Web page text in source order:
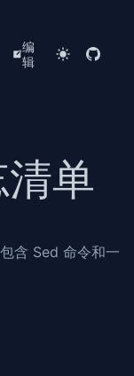
编
辑
单
含 Sed 命令和一